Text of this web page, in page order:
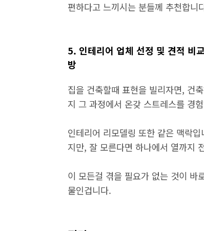
편하다고 느끼시는 분들께 추천합니
5. 인테리어 업체 선정 및 견적 비
방
집을 건축할때 표현을 빌리자면, 건
지 그 과정에서 온갖 스트레스를 경
인테리어 리모델링 또한 같은 맥락
지만, 잘 모른다면 하나에서 열까지
이 모든걸 겪을 필요가 없는 것이 바
물인겁니다.